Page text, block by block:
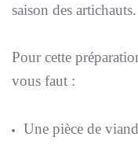
saison des artichauts.
Pour cette
vous faut :
Une pièce de